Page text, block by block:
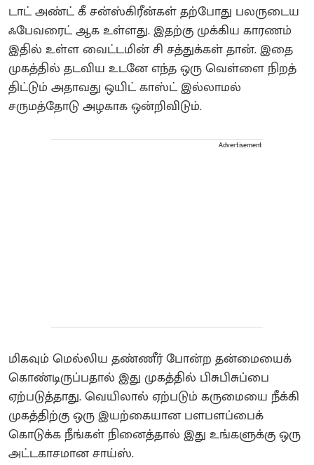
டாட் அண்ட் கீ சன்ஸ்கிரீன்கள் தற்போது பலருடைய
ஃபேவரைட் ஆக உள்ளது. இதற்கு முக்கிய காரணம்
இதில் உள்ள வைட்டமின் சி சத்துக்கள் தான். இதை
முகத்தில் தடவிய உடனே எந்த ஒரு வெள்ளை நிறத்
திட்டும் அதாவது ஒயிட் காஸ்ட் இல்லாமல்
சருமத்தோடு அழகாக ஒன்றிவிடும்.
Advertisement
மிகவும் மெல்லிய தண்ணீர் போன்ற தன்மையைக்
கொண்டிருப்பதால் இது முகத்தில் பிசுபிசுப்பை
ஏற்படுத்தாது. வெயிலால் ஏற்படும் கருமையை நீக்கி
முகத்திற்கு ஒரு இயற்கையான பளபளப்பைக்
கொடுக்க நீங்கள் நினைத்தால் இது உங்களுக்கு ஒரு
அட்டகாசமான சாய்ஸ்.